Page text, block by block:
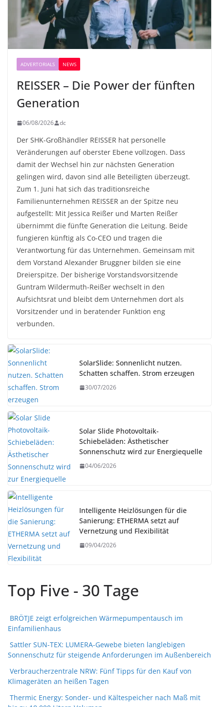
ADVERTORIALS NEWS
REISSER – Die Power der fünften
Generation
06/08/2026 dc
Der SHK-Großhändler REISSER hat personelle
Veränderungen auf oberster Ebene vollzogen. Dass
damit der Wechsel hin zur nächsten Generation
gelingen wird, davon sind alle Beteiligten überzeugt.
Zum 1. Juni hat sich das traditionsreiche
Familienunternehmen REISSER an der Spitze neu
aufgestellt: Mit Jessica Reißer und Marten Reißer
übernimmt die fünfte Generation die Leitung. Beide
fungieren künftig als Co-CEO und tragen die
Verantwortung für das Unternehmen. Gemeinsam mit
dem Vorstand Alexander Bruggner bilden sie eine
Dreierspitze. Der bisherige Vorstandsvorsitzende
Guntram Wildermuth-Reißer wechselt in den
Aufsichtsrat und bleibt dem Unternehmen dort als
Vorsitzender und in beratender Funktion eng
verbunden.
SolarSlide: Sonnenlicht nutzen.
Schatten schaffen. Strom erzeugen
30/07/2026
Solar Slide Photovoltaik-
Schiebeläden: Ästhetischer
Sonnenschutz wird zur Energiequelle
04/06/2026
Intelligente Heizlösungen für die
Sanierung: ETHERMA setzt auf
Vernetzung und Flexibilität
09/04/2026
Top Five - 30 Tage
BRÖTJE zeigt erfolgreichen Wärmepumpentausch im
Einfamilienhaus
Sattler SUN-TEX: LUMERA-Gewebe bieten langlebigen
Sonnenschutz für steigende Anforderungen im Außenbereich
Verbraucherzentrale NRW: Fünf Tipps für den Kauf von
Klimageräten an heißen Tagen
Thermic Energy: Sonder- und Kältespeicher nach Maß mit